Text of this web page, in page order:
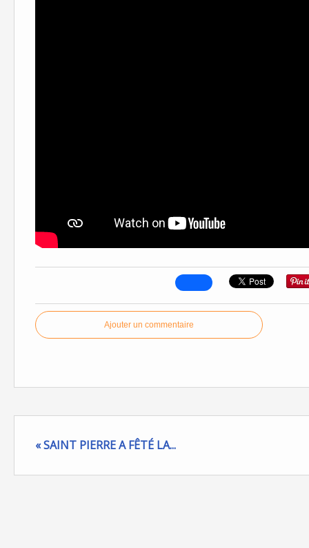
Ajouter un commentaire
« SAINT PIERRE A FÊTÉ LA...